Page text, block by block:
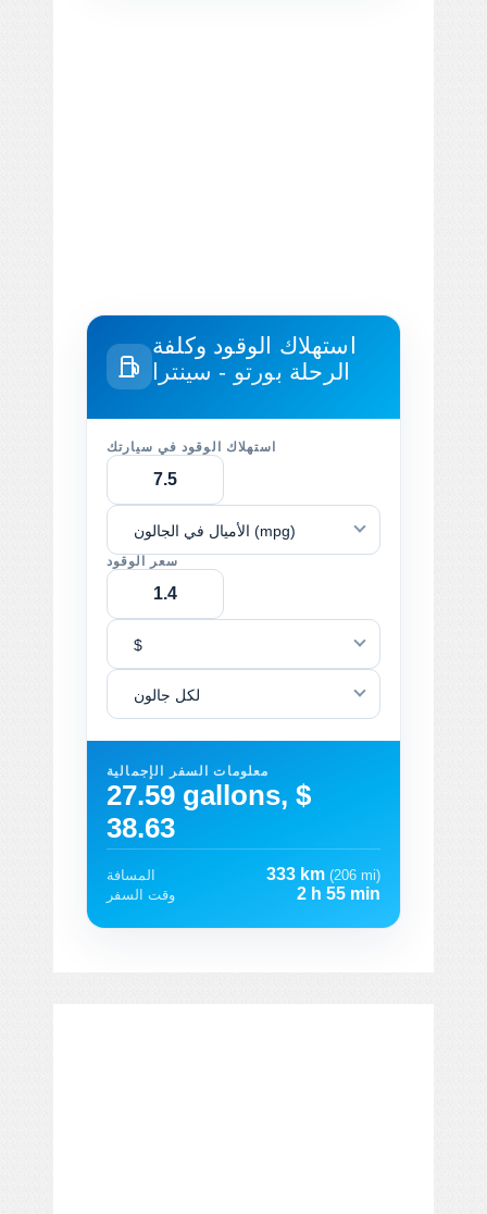
استهلاك الوقود وكلفة
الرحلة بورتو - سينترا
استهلاك الوقود في سيارتك
الأميال في الجالون (mpg)
سعر الوقود
$
لكل جالون
معلومات السفر الإجمالية
27.59 gallons, $
38.63
المسافة 333 km (206 mi)
وقت السفر
2 h 55 min